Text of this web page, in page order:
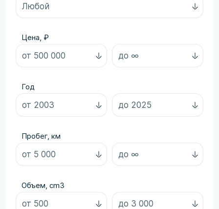
Цена, ₽
Год
Пробег, км
Объем, cm3